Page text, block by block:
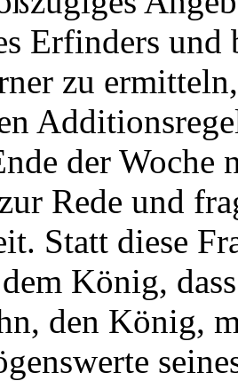
Erfinders und
zu
der
Rede und
Statt diese
König,
den König,